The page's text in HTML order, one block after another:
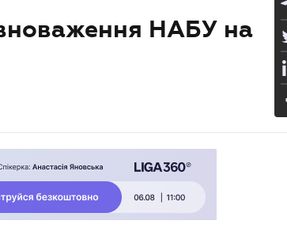
НАБУ на